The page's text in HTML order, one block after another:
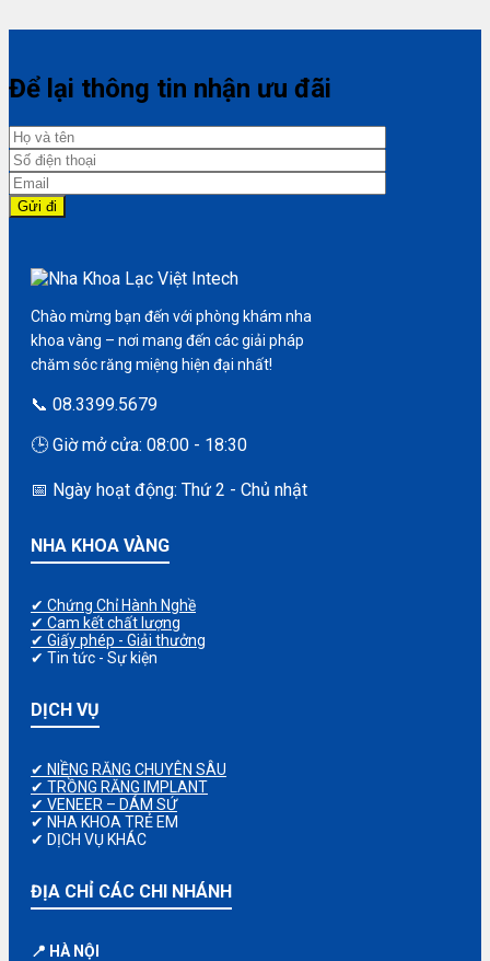
Để lại thông tin nhận ưu đãi
Chào mừng bạn đến với phòng khám nha
khoa vàng – nơi mang đến các giải pháp
chăm sóc răng miệng hiện đại nhất!
📞 08.3399.5679
🕒 Giờ mở cửa: 08:00 - 18:30
📅 Ngày hoạt động: Thứ 2 - Chủ nhật
NHA KHOA VÀNG
✔ Chứng Chỉ Hành Nghề
✔ Cam kết chất lượng
✔ Giấy phép - Giải thưởng
✔ Tin tức - Sự kiện
DỊCH VỤ
✔ NIỀNG RĂNG CHUYÊN SÂU
✔ TRỒNG RĂNG IMPLANT
✔ VENEER – DÁM SỨ
✔ NHA KHOA TRẺ EM
✔ DỊCH VỤ KHÁC
ĐỊA CHỈ CÁC CHI NHÁNH
📍 HÀ NỘI